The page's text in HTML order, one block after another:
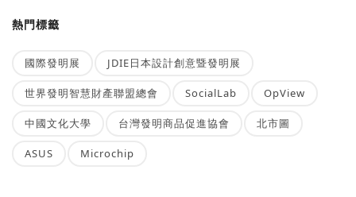
熱門標籤
國際發明展 JDIE日本設計創意暨發明展
世界發明智慧財產聯盟總會 SocialLab OpView
中國文化大學 台灣發明商品促進協會 北市圖
ASUS Microchip